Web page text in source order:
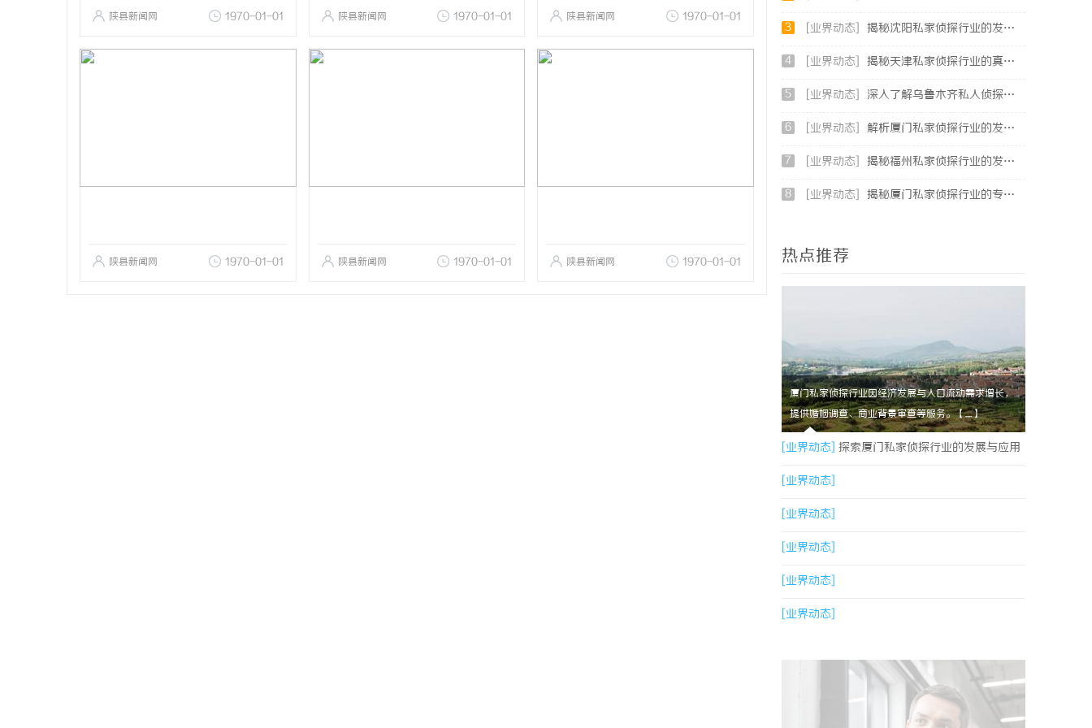
陕县新闻网 1970-01-01 陕县新闻网 1970-01-01 陕县新闻网 1970-01-01
陕县新闻网 1970-01-01 陕县新闻网 1970-01-01 陕县新闻网 1970-01-01
3 [业界动态] 揭秘沈阳私家侦探行业的发展与应用：专业侦探服务的全方位解析
4 [业界动态] 揭秘天津私家侦探行业的真实面貌与服务优势
5 [业界动态] 深入了解乌鲁木齐私人侦探行业的现状与发展趋势
6 [业界动态] 解析厦门私家侦探行业的发展与服务优势全面指南
7 [业界动态] 揭秘福州私家侦探行业的发展与应用现状
8 [业界动态] 揭秘厦门私家侦探行业的专业服务与发展趋势
热点推荐
厦门私家侦探行业因经济发展与人口流动需求增长，
提供婚姻调查、商业背景审查等服务。【....】
[业界动态] 探索厦门私家侦探行业的发展与应用
全景
[业界动态]
[业界动态]
[业界动态]
[业界动态]
[业界动态]